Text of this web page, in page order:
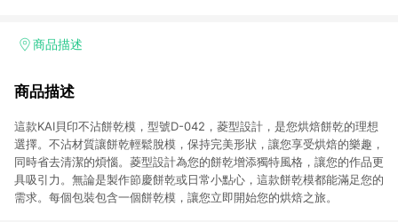
加入WOW會員告別湊免運，火箭速配、火箭跨境優質選品不限金
商品描述
商品描述
這款KAI貝印不沾餅乾模，型號D-042，菱型設計，是您烘焙餅乾的理想
選擇。不沾材質讓餅乾輕鬆脫模，保持完美形狀，讓您享受烘焙的樂趣，
同時省去清潔的煩惱。菱型設計為您的餅乾增添獨特風格，讓您的作品更
具吸引力。無論是製作節慶餅乾或日常小點心，這款餅乾模都能滿足您的
需求。每個包裝包含一個餅乾模，讓您立即開始您的烘焙之旅。